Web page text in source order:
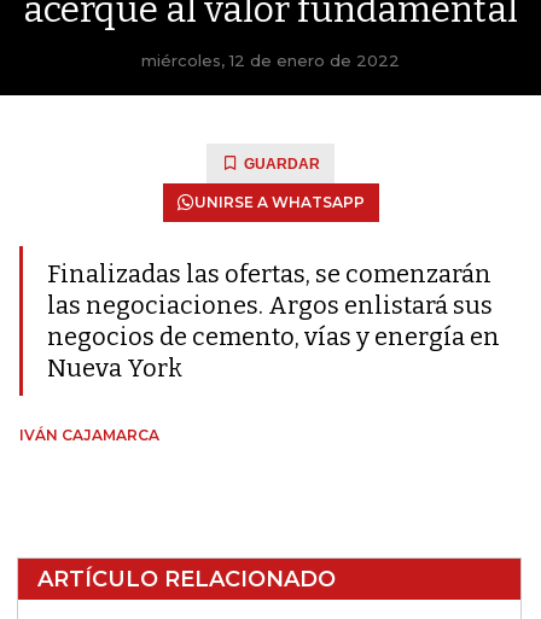
acerque al valor fundamental
miércoles, 12 de enero de 2022
GUARDAR
UNIRSE A WHATSAPP
Finalizadas las ofertas, se comenzarán
las negociaciones. Argos enlistará sus
negocios de cemento, vías y energía en
Nueva York
IVÁN CAJAMARCA
ARTÍCULO RELACIONADO